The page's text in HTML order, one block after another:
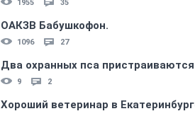
1955 35
ОАКЗВ Бабушкофон.
1096 27
Два охранных пса
9 2
Хороший ветеринар в